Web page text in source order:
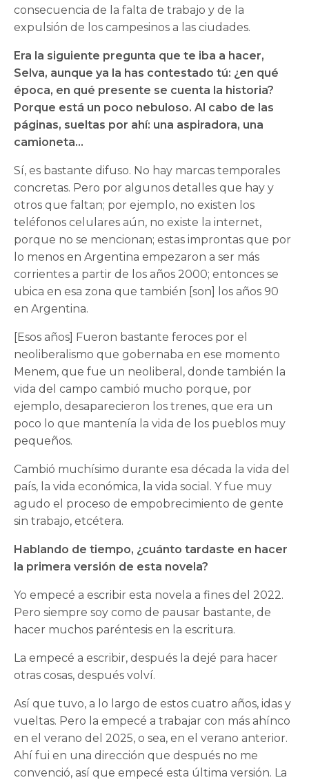
consecuencia de la falta de trabajo y de la
expulsión de los campesinos a las ciudades.
Era la siguiente pregunta que te iba a hacer,
Selva, aunque ya la has contestado tú: ¿en qué
época, en qué presente se cuenta la historia?
Porque está un poco nebuloso. Al cabo de las
páginas, sueltas por ahí: una aspiradora, una
camioneta…
Sí, es bastante difuso. No hay marcas temporales
concretas. Pero por algunos detalles que hay y
otros que faltan; por ejemplo, no existen los
teléfonos celulares aún, no existe la internet,
porque no se mencionan; estas improntas que por
lo menos en Argentina empezaron a ser más
corrientes a partir de los años 2000; entonces se
ubica en esa zona que también [son] los años 90
en Argentina.
[Esos años] Fueron bastante feroces por el
neoliberalismo que gobernaba en ese momento
Menem, que fue un neoliberal, donde también la
vida del campo cambió mucho porque, por
ejemplo, desaparecieron los trenes, que era un
poco lo que mantenía la vida de los pueblos muy
pequeños.
Cambió muchísimo durante esa década la vida del
país, la vida económica, la vida social. Y fue muy
agudo el proceso de empobrecimiento de gente
sin trabajo, etcétera.
Hablando de tiempo, ¿cuánto tardaste en hacer
la primera versión de esta novela?
Yo empecé a escribir esta novela a fines del 2022.
Pero siempre soy como de pausar bastante, de
hacer muchos paréntesis en la escritura.
La empecé a escribir, después la dejé para hacer
otras cosas, después volví.
Así que tuvo, a lo largo de estos cuatro años, idas y
vueltas. Pero la empecé a trabajar con más ahínco
en el verano del 2025, o sea, en el verano anterior.
Ahí fui en una dirección que después no me
convenció, así que empecé esta última versión. La